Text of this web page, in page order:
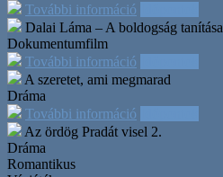
További információ
Dalai Láma – A boldogság tanítása
Dokumentumfilm
További információ
A szeretet, ami megmarad
Dráma
További információ
Az ördög Pradát visel 2.
Dráma
Romantikus